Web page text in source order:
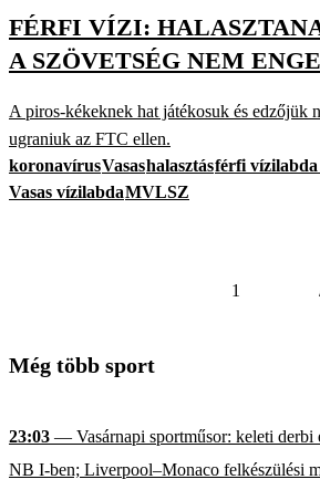
FÉRFI VÍZI:
A SZÖVETSÉG NEM
A piros-kékeknek hat játékosuk és edzőjük
ugraniuk az FTC ellen.
koronavírusVasashalasztásférfi
Vasas vízilabdaMVLSZ
1
Még több sport
23:03 — Vasárnapi sportműsor: keleti derbi
NB I-ben; Liverpool–Monaco felkészülési